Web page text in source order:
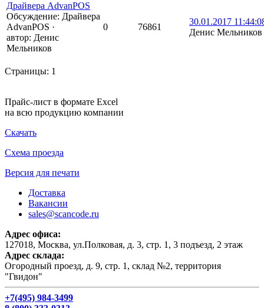
Драйвера AdvanPOS
Обсуждение: Драйвера
AdvanPOS ·
автор: Денис
Мельников
0 76861
30.01.2017
Денис Мельников
Страницы: 1
Прайс-лист в формате Excel
на всю продукцию компании
Скачать
Схема проезда
Версия для печати
Доставка
Вакансии
sales@scancode.ru
Адрес офиса:
127018, Москва, ул.Полковая, д. 3, стр. 1, 3 подъезд, 2 этаж
Адрес склада:
Огородный проезд, д. 9, стр. 1, склад №2, территория
"Гвидон"
+7(495) 984-3499